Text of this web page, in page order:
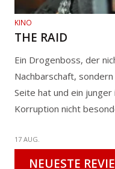
KINO
THE RAID
Ein Drogenboss, der
Nachbarschaft,
Seite hat und ein
Korruption nicht
17 AUG.
NEUESTE